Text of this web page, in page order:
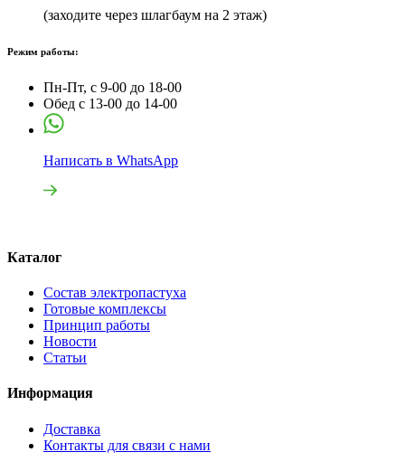
(заходите через шлагбаум на 2 этаж)
Режим работы:
Пн-Пт, с 9-00 до 18-00
Обед с 13-00 до 14-00
Написать в WhatsApp
Каталог
Состав электропастуха
Готовые комплексы
Принцип работы
Новости
Статьи
Информация
Доставка
Контакты для связи с нами